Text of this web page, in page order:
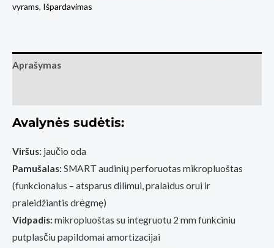
sneakers
vyrams, Išpardavimas
Aprašymas
Avalynės sudėtis:
Viršus: jaučio oda
Pamušalas: SMART audinių perforuotas mikropluoštas
(funkcionalus – atsparus dilimui, pralaidus orui ir
praleidžiantis drėgmę)
Vidpadis: mikropluoštas su integruotu 2 mm funkciniu
putplasčiu papildomai amortizacijai